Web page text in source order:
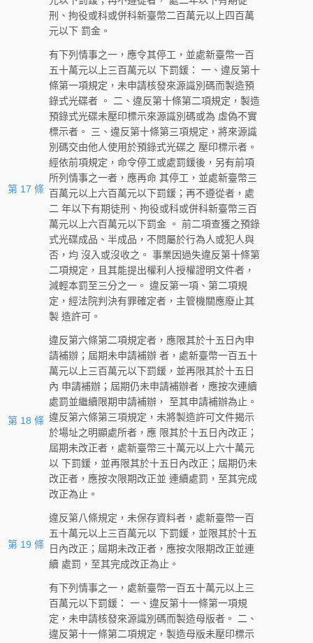
刑、拘役或科或併科新臺幣二百萬元以上四百萬
元以下 罰金。
第 17 條
有下列情事之一，應令其停工，並處新臺幣一百
五十萬元以上三百萬元以 下罰鍰： 一、違反第十
條第一項規定，未申請核發來源識別碼而製造預
錄式光碟者 。 二、違反第十條第二項規定，製造
預錄式光碟未壓印標示來源識別碼或為 虛偽不實
標示者。 三、違反第十條第三項規定，將來源識
別碼交由他人使用於預錄式光碟之 壓印標示者。
經依前項規定，命令停工或處罰鍰後，另有前項
所列情事之一者，應再命 其停工，並處新臺幣三
百萬元以上六百萬元以下罰鍰；再不遵從者，處
二 年以下有期徒刑、拘役或科或併科新臺幣三百
萬元以上六百萬元以下罰金 。 前二項查獲之預錄
式光碟成品、半成品，不問屬於行為人或犯人與
否，均 沒入或沒收之。 事業因過失違反第十條第
二項規定，且其能提出權利人授權證明文件者，
減輕本罰至三分之一。 違反第一項、第二項規
定，經法院判決有罪確定者，主管機關應廢止其
製 造許可。
第 18 條
違反第六條第二項規定者，應限其於十五日內申
請補辦；屆期未申請補辦 者，處新臺幣一百五十
萬元以上三百萬元以下罰鍰，並再限其於十五日
內 申請補辦；屆期仍未申請補辦者，應按次連續
處罰並繼續限期申請補辦， 至其申請補辦為止。
違反第六條第三項規定，未將製造許可文件揭示
於場址之明顯處所者，應 限其於十五日內改正；
屆期未改正者，處新臺幣三十萬元以上六十萬元
以 下罰鍰，並再限其於十五日內改正；屆期仍未
改正者，應按次限期改正並 連續處罰，至其完成
改正為止。
第 19 條
違反第八條規定，未保存資料者，處新臺幣一百
五十萬元以上三百萬元以 下罰鍰，並限其於十五
日內改正；屆期未改正者，應按次限期改正並連
續 處罰，至其完成改正為止。
有下列情事之一，處新臺幣一百五十萬元以上三
百萬元以下罰鍰： 一、違反第十一條第一項規
定，未申請核發來源識別碼而製造母版者。 二、
違反第十一條第二項規定，製造母版未壓印標示